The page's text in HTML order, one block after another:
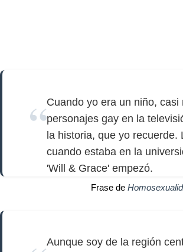
Cuando yo era un niño, casi
personajes gay en la
la historia, que yo recuerde.
cuando estaba en la
'Will & Grace' empezó.
Frase de
Aunque soy de la región